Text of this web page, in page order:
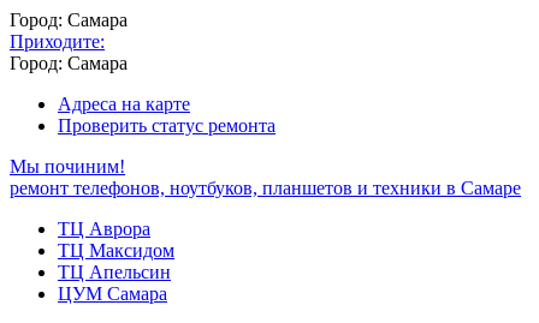
Город: Самара
Приходите:
Город: Самара
Адреса на карте
Проверить статус ремонта
Мы починим!
ремонт телефонов, ноутбуков, планшетов и техники в Самаре
ТЦ Аврора
ТЦ Максидом
ТЦ Апельсин
ЦУМ Самара